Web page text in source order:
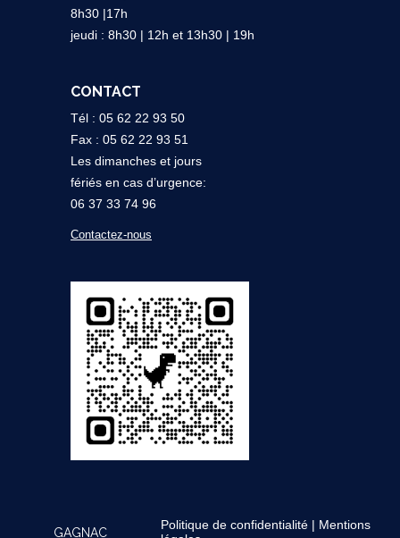
8h30 |17h
jeudi : 8h30 | 12h et 13h30 | 19h
CONTACT
Tél : 05 62 22 93 50
Fax : 05 62 22 93 51
Les dimanches et jours
fériés en cas d’urgence:
06 37 33 74 96
Contactez-nous
GAGNAC
Politique de confidentialité| Mentions